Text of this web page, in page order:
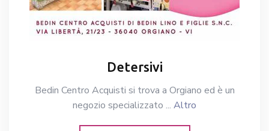
Detersivi
Bedin Centro Acquisti si trova a Orgiano ed è un
negozio specializzato ... Altro